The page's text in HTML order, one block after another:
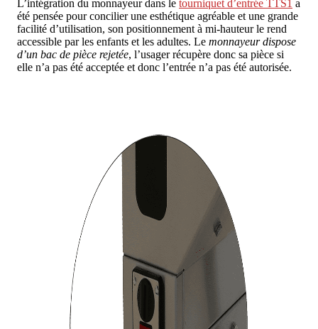
L’intégration du monnayeur dans le tourniquet d’entrée TTS1 a
été pensée pour concilier une esthétique agréable et une grande
facilité d’utilisation, son positionnement à mi-hauteur le rend
accessible par les enfants et les adultes. Le monnayeur dispose
d’un bac de pièce rejetée, l’usager récupère donc sa pièce si
elle n’a pas été acceptée et donc l’entrée n’a pas été autorisée.